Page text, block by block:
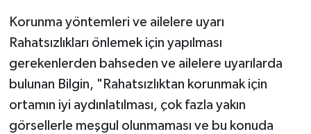
Korunma yöntemleri ve ailelere uyarı
Rahatsızlıkları önlemek için yapılması
gerekenlerden bahseden ve ailelere uyarılarda
bulunan Bilgin, "Rahatsızlıktan korunmak için
ortamın iyi aydınlatılması, çok fazla yakın
görsellerle meşgul olunmaması ve bu konuda